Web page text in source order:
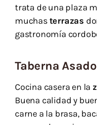
trata de una plaza
muchasterrazas
gastronomía
Taberna
Cocina casera en la
Buena calidad y
carne a la brasa,